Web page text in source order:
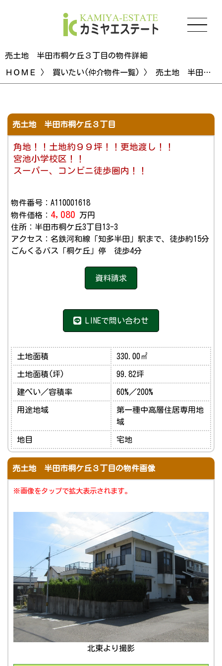
売土地 半田市桐ケ丘３丁目の物件詳細
ＨＯＭＥ 〉 買いたい(仲介物件一覧) 〉 売土地 半田市桐ケ丘３丁目の物件詳細
売土地 半田市桐ケ丘３丁目
角地！！土地約９９坪！！更地渡し！！
宮池小学校区！！
スーパー、コンビニ徒歩圏内！！
物件番号：A110001618
物件価格： 4,080 万円
住所：半田市桐ケ丘3丁目13-3
アクセス：名鉄河和線「知多半田」駅まで、徒歩約15分
ごんくるバス「桐ケ丘」停 徒歩4分
資料請求
LINEで問い合わせ
土地面積 330.00㎡
土地面積(坪) 99.82坪
建ぺい／容積率 60%／200%
用途地域
第一種中高層住居専用地
域
地目 宅地
売土地 半田市桐ケ丘３丁目の物件画像
※画像をタップで拡大表示されます。
北東より撮影